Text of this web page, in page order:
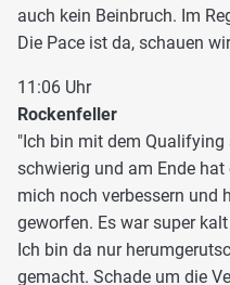
auch kein Beinbruch. Im
Die Pace ist da, schauen
11:06 Uhr
Rockenfeller
"Ich bin mit dem Qualifying
schwierig und am Ende
mich noch verbessern und
geworfen. Es war super
Ich bin da nur
gemacht. Schade um die